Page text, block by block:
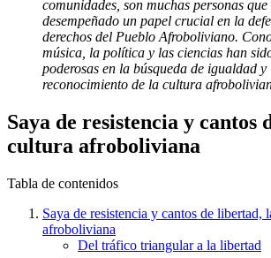
comunidades, son muchas personas que
desempeñado un papel crucial en la
derechos del Pueblo Afroboliviano.
música, la política y las ciencias han
poderosas en la búsqueda de igualdad y
reconocimiento de la cultura
Saya de resistencia y cantos
cultura afroboliviana
Tabla de contenidos
Saya de resistencia y cantos de libertad,
afroboliviana
Del tráfico triangular a la libertad